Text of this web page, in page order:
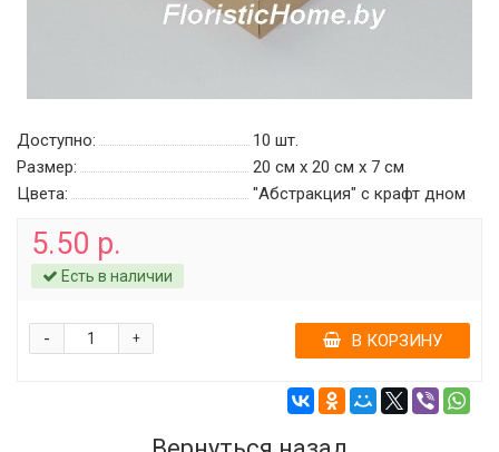
Доступно: 10 шт.
Размер:
20 см х 20 см х 7 см
Цвета:
"Абстракция" c крафт дном
5.50 р.
Есть в наличии
+
- В КОРЗИНУ